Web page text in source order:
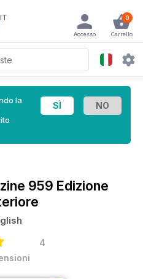
IT 0
Carrello
Accesso
la
959 Edizione
4